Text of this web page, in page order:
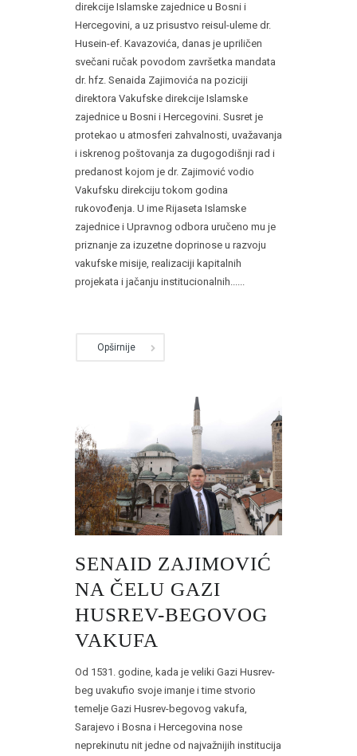
direkcije Islamske zajednice u Bosni i
Hercegovini, a uz prisustvo reisul-uleme dr.
Husein-ef. Kavazovića, danas je upriličen
svečani ručak povodom završetka mandata
dr. hfz. Senaida Zajimovića na poziciji
direktora Vakufske direkcije Islamske
zajednice u Bosni i Hercegovini. Susret je
protekao u atmosferi zahvalnosti, uvažavanja
i iskrenog poštovanja za dugogodišnji rad i
predanost kojom je dr. Zajimović vodio
Vakufsku direkciju tokom godina
rukovođenja. U ime Rijaseta Islamske
zajednice i Upravnog odbora uručeno mu je
priznanje za izuzetne doprinose u razvoju
vakufske misije, realizaciji kapitalnih
projekata i jačanju institucionalnih......
Opširnije
SENAID ZAJIMOVIĆ
NA ČELU GAZI
HUSREV-BEGOVOG
VAKUFA
Od 1531. godine, kada je veliki Gazi Husrev-
beg uvakufio svoje imanje i time stvorio
temelje Gazi Husrev-begovog vakufa,
Sarajevo i Bosna i Hercegovina nose
neprekinutu nit jedne od najvažnijih institucija